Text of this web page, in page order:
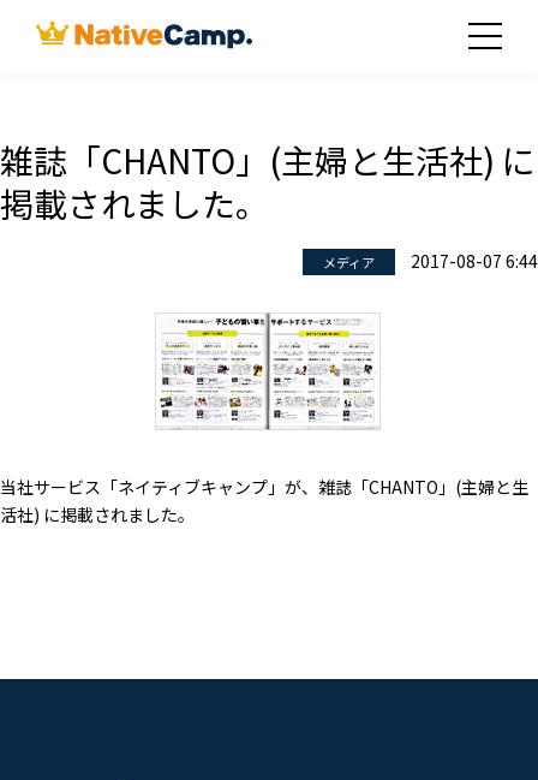
雑誌「CHANTO」(主婦と生活社) に
掲載されました。
メディア 2017-08-07 6:44
当社サービス「ネイティブキャンプ」が、雑誌「CHANTO」(主婦と生
活社) に掲載されました。